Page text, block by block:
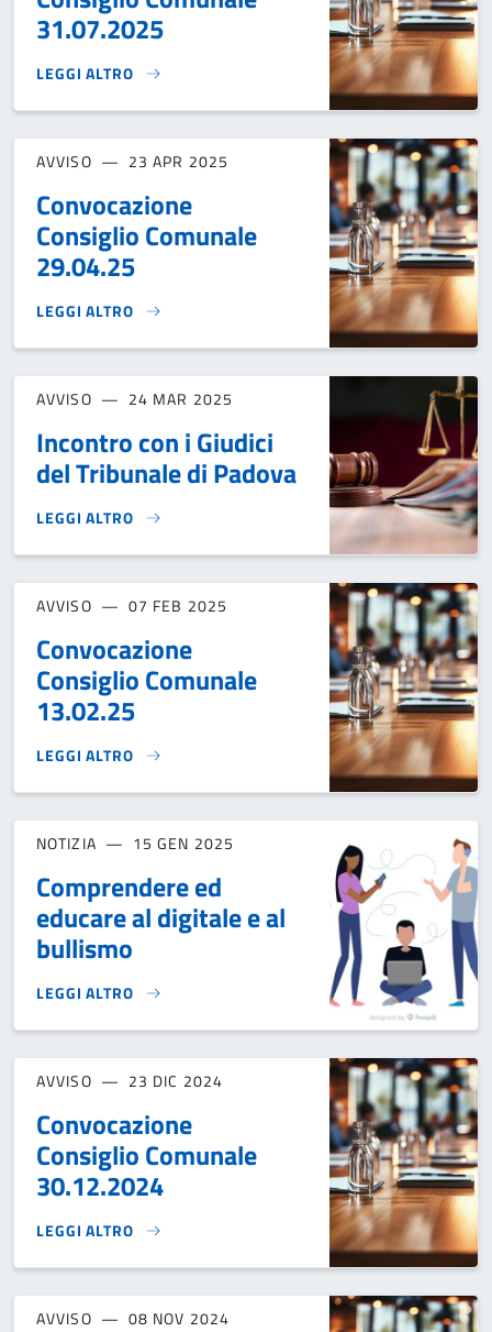
31.07.2025
LEGGI ALTRO
CONVOCAZIONE CONSIGLIO COMUNALE 31.07.2025}
AVVISO 23 APR 2025
Convocazione
Consiglio Comunale
29.04.25
LEGGI ALTRO
CONVOCAZIONE CONSIGLIO COMUNALE 29.04.25}
AVVISO 24 MAR 2025
Incontro con i Giudici
del Tribunale di Padova
LEGGI ALTRO
INCONTRO CON I GIUDICI DEL TRIBUNALE DI PADOVA}
AVVISO 07 FEB 2025
Convocazione
Consiglio Comunale
13.02.25
LEGGI ALTRO
CONVOCAZIONE CONSIGLIO COMUNALE 13.02.25}
NOTIZIA 15 GEN 2025
Comprendere ed
educare al digitale e al
bullismo
LEGGI ALTRO
COMPRENDERE ED EDUCARE AL DIGITALE E AL BULLISMO}
AVVISO 23 DIC 2024
Convocazione
Consiglio Comunale
30.12.2024
LEGGI ALTRO
CONVOCAZIONE CONSIGLIO COMUNALE 30.12.2024}
AVVISO 08 NOV 2024